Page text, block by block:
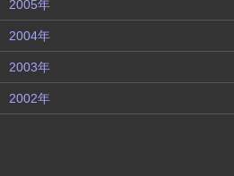
2005年
2004年
2003年
2002年